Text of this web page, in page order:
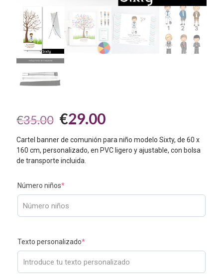
€35.00 El
precio
original
era:
€29.00El
precio
actual
Cartel banner de comunión para niño modelo Sixty, de 60 x
160 cm, personalizado, en PVC ligero y ajustable, con bolsa
de transporte incluida.
Número niños*
Texto personalizado*